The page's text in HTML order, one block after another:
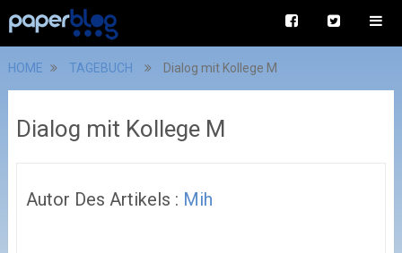
HOME TAGEBUCH Dialog mit Kollege M
Dialog mit Kollege M
Autor Des Artikels : Mih